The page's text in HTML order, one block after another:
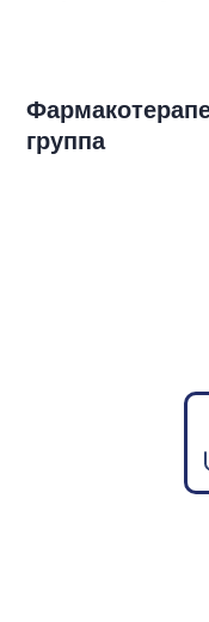
группа